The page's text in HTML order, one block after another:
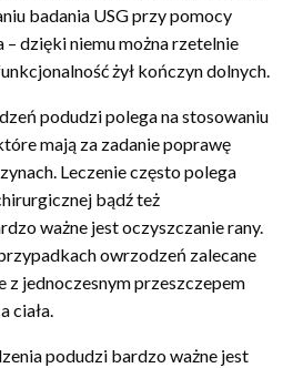
badania USG przy pomocy
dzięki niemu można rzetelnie
żył kończyn dolnych.
podudzi polega na stosowaniu
mają za zadanie poprawę
Leczenie często polega
bądź też
ważne jest oczyszczanie rany.
owrzodzeń zalecane
z jednoczesnym przeszczepem
ciała.
podudzi bardzo ważne jest